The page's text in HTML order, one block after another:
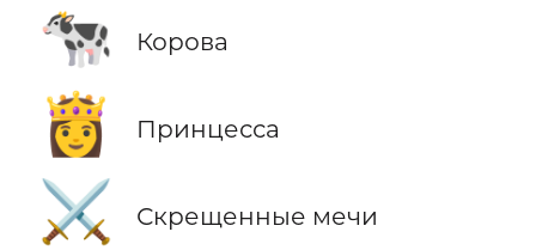
🐄 Корова
👸 Принцесса
⚔️ Скрещенные мечи